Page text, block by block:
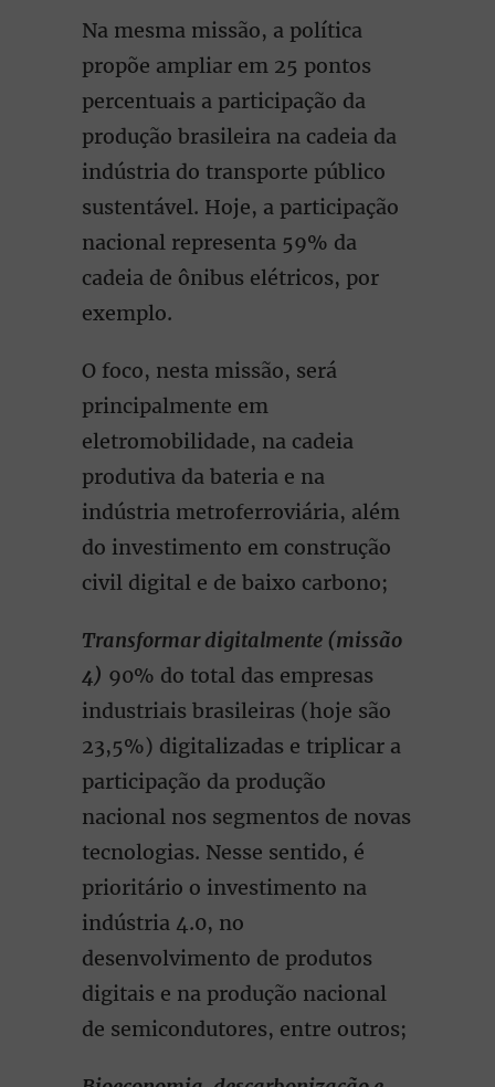
Na mesma missão, a política
propõe ampliar em 25 pontos
percentuais a participação da
produção brasileira na cadeia da
indústria do transporte público
sustentável. Hoje, a participação
nacional representa 59% da
cadeia de ônibus elétricos, por
exemplo.
O foco, nesta missão, será
principalmente em
eletromobilidade, na cadeia
produtiva da bateria e na
indústria metroferroviária, além
do investimento em construção
civil digital e de baixo carbono;
Transformar digitalmente (missão
4) 90% do total das empresas
industriais brasileiras (hoje são
23,5%) digitalizadas e triplicar a
participação da produção
nacional nos segmentos de novas
tecnologias. Nesse sentido, é
prioritário o investimento na
indústria 4.0, no
desenvolvimento de produtos
digitais e na produção nacional
de semicondutores, entre outros;